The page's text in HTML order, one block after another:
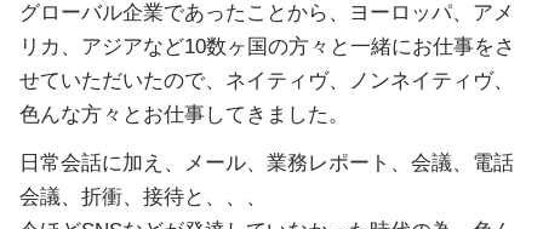
グローバル企業であったことから、ヨーロッパ、アメ
リカ、アジアなど10数ヶ国の方々と一緒にお仕事をさ
せていただいたので、ネイティヴ、ノンネイティヴ、
色んな方々とお仕事してきました。
日常会話に加え、メール、業務レポート、会議、電話
会議、折衝、接待と、、、